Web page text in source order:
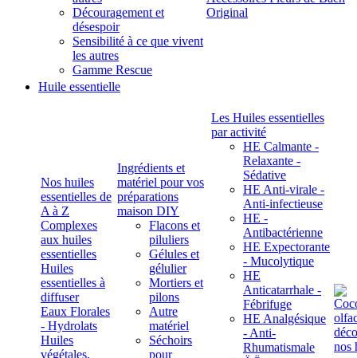
Découragement et
désespoir
Sensibilité à ce que vivent
les autres
Gamme Rescue
Original
Huile essentielle
Nos huiles
essentielles de
A à Z
Complexes
aux huiles
essentielles
Huiles
essentielles à
diffuser
Eaux Florales
- Hydrolats
Huiles
végétales,
Ingrédients et
matériel pour vos
préparations
maison DIY
Flacons et
piluliers
Gélules et
gélulier
Mortiers et
pilons
Autre
matériel
Séchoirs
pour
Les Huiles essentielles
par activité
HE Calmante -
Relaxante -
Sédative
HE Anti-virale -
Anti-infectieuse
HE -
Antibactérienne
HE Expectorante
- Mucolytique
HE
Anticatarrhale -
Fébrifuge
HE Analgésique
- Anti-
Rhumatismale